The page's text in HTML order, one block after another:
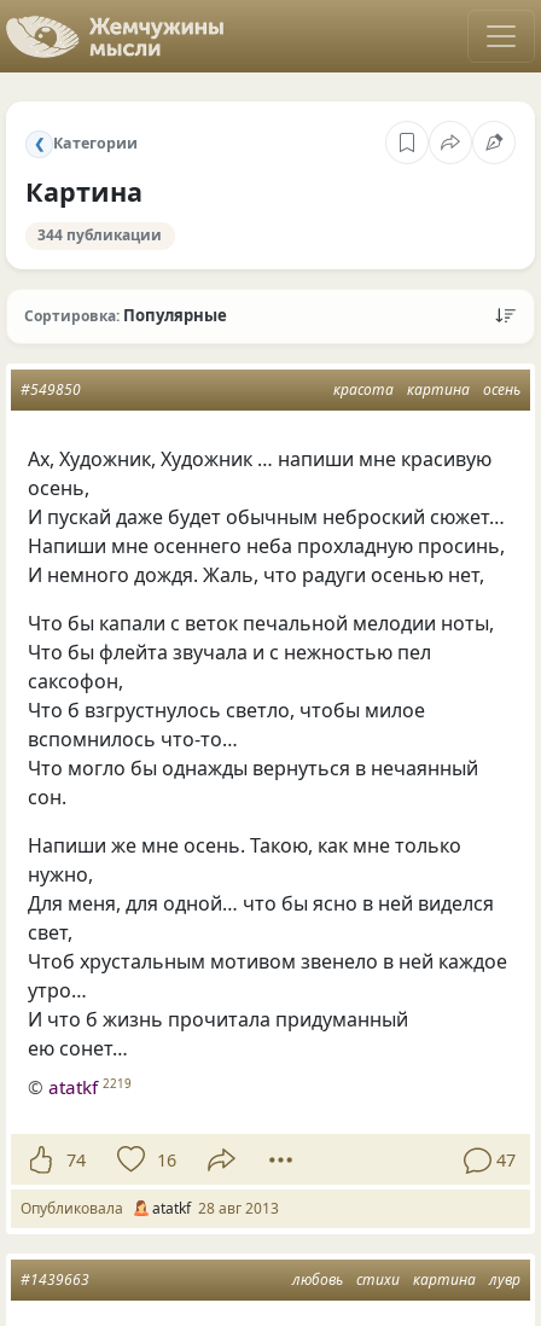
❮ Категории
Картина
344 публикации
Сортировка: Популярные
красота картина осень
#549850
Ах, Художник, Художник … напиши мне красивую
осень,
И пускай даже будет обычным неброский сюжет…
Напиши мне осеннего неба прохладную просинь,
И немного дождя. Жаль, что радуги осенью нет,
Что бы капали с веток печальной мелодии ноты,
Что бы флейта звучала и с нежностью пел
саксофон,
Что б взгрустнулось светло, чтобы милое
вспомнилось что-то…
Что могло бы однажды вернуться в нечаянный
сон.
Напиши же мне осень. Такою, как мне только
нужно,
Для меня, для одной… что бы ясно в ней виделся
свет,
Чтоб хрустальным мотивом звенело в ней каждое
утро…
И что б жизнь прочитала придуманный
ею сонет…
©atatkf 2219
74 16 47
Опубликовала atatkf 28 авг 2013
любовь стихи картина лувр
#1439663